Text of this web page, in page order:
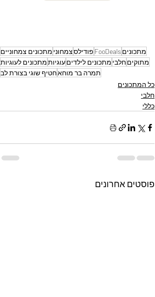
מתכונים FooDeals פודילסצמחוני מתכונים צמחוניים
מתוקיםחלבי מתכונים לילדיםעוגיותמתכונים לעוגיות
תמרה בר מוחאחטיף שוגי בצורת לב
כל המתכונים
חלבי
כללי
פוסטים אחרונים